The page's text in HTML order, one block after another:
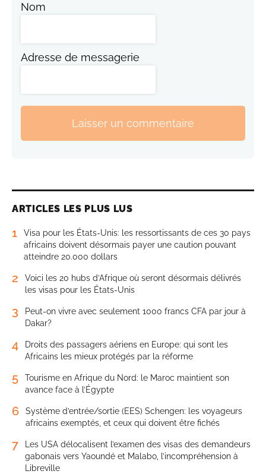
Nom
Adresse de messagerie
Laisser un commentaire
ARTICLES LES PLUS LUS
1
Visa pour les États-Unis: les ressortissants de ces 30 pays
africains doivent désormais payer une caution pouvant
atteindre 20.000 dollars
2
Voici les 20 hubs d’Afrique où seront désormais délivrés
les visas pour les États-Unis
3
Peut-on vivre avec seulement 1000 francs CFA par jour à
Dakar?
4
Droits des passagers aériens en Europe: qui sont les
Africains les mieux protégés par la réforme
5
Tourisme en Afrique du Nord: le Maroc maintient son
avance face à l’Égypte
6
Système d’entrée/sortie (EES) Schengen: les voyageurs
africains exemptés, et ceux qui doivent être fichés
7
Les USA délocalisent l’examen des visas des demandeurs
gabonais vers Yaoundé et Malabo, l’incompréhension à
Libreville